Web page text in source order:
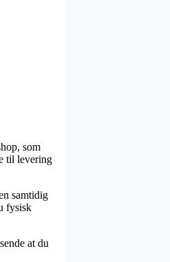
som
til levering
samtidig
fysisk
at du